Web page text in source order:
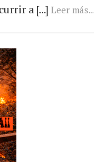
a [...] Leer más...